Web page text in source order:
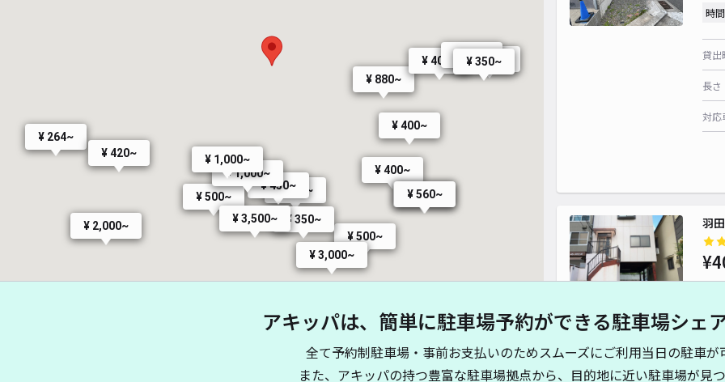
¥ 500~
¥ 264~
¥ 400~
¥ 400~
¥ 400~
¥ 450~
¥ 500~
¥ 880~
¥ 1,000~
¥ 350~
¥ 400~
¥ 400~
¥ 420~
¥ 560~
¥ 560~
¥ 770~
¥ 2,000~
¥ 1,000~
¥ 3,000~
¥ 3,500~
¥ 350~
時
貸出
長さ
対応
羽
貸出
長さ
アキッパは、簡単に駐車場予約ができる駐車場シェ
全て予約制駐車場・事前お支払いのためスムーズにご利用当日の駐車が
また、アキッパの持つ豊富な駐車場拠点から、目的地に近い駐車場が見